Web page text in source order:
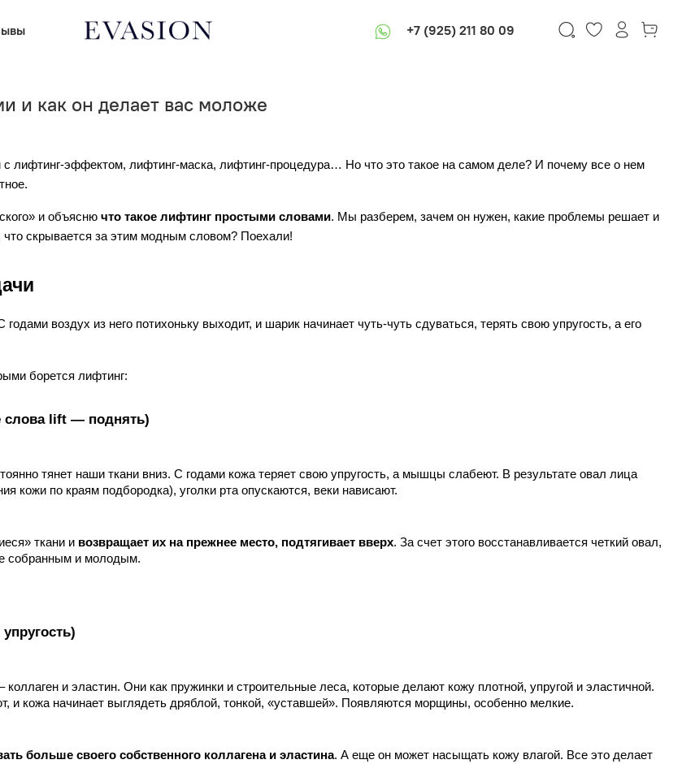
+7 (925) 211 80 09
и как он делает вас моложе
лифтинг-эффектом, лифтинг-маска, лифтинг-процедура… Но что это такое на самом деле? И почему все о нем
и объясню что такое лифтинг простыми словами. Мы разберем, зачем он нужен, какие проблемы решает и
скрывается за этим модным словом? Поехали!
воздух из него потихоньку выходит, и шарик начинает чуть-чуть сдуваться, терять свою упругость, а его
борется лифтинг:
слова lift — поднять)
тянет наши ткани вниз. С годами кожа теряет свою упругость, а мышцы слабеют. В результате овал лица
кожи по краям подбородка), уголки рта опускаются, веки нависают.
ткани и возвращает их на прежнее место, подтягивает вверх. За счет этого восстанавливается четкий овал,
собранным и молодым.
и эластин. Они как пружинки и строительные леса, которые делают кожу плотной, упругой и эластичной.
и кожа начинает выглядеть дряблой, тонкой, «уставшей». Появляются морщины, особенно мелкие.
больше своего собственного коллагена и эластина. А еще он может насыщать кожу влагой. Все это делает